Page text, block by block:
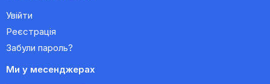
Увійти
Реєстрація
Забули пароль?
Ми у месенджерах